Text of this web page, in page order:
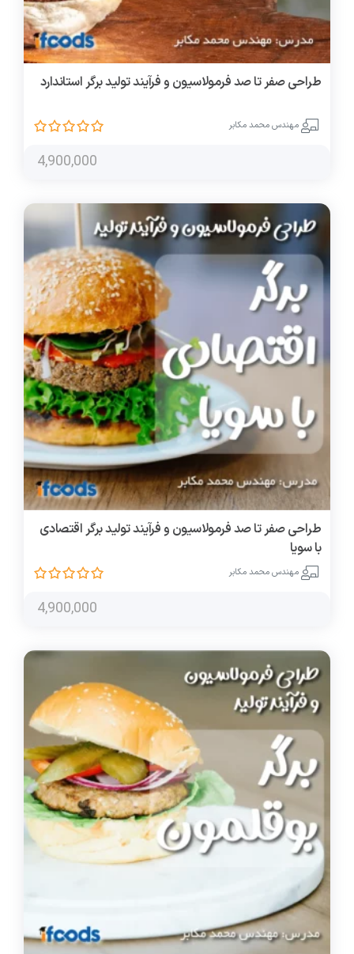
طراحی صفر تا صد فرمولاسیون و فرآیند تولید برگر استاندارد
مهندس محمد مکابر
4,900,000
طراحی صفر تا صد فرمولاسیون و فرآیند تولید برگر اقتصادی
با سویا
مهندس محمد مکابر
4,900,000